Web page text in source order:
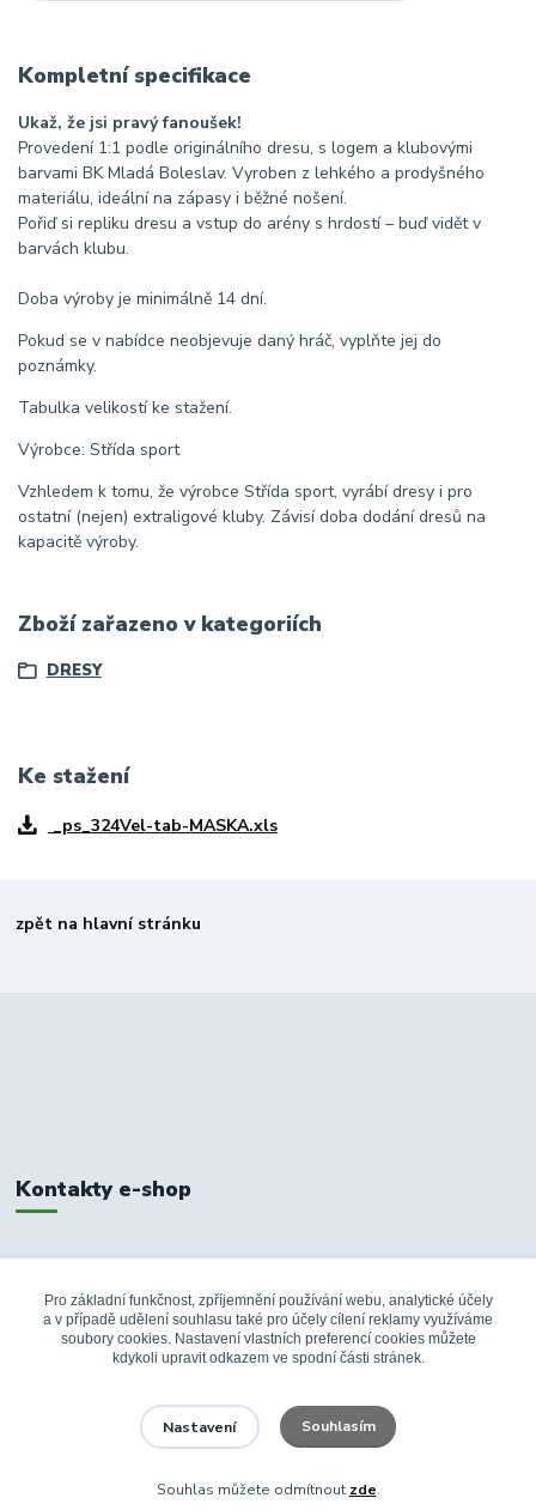
Kompletní specifikace
Ukaž, že jsi pravý fanoušek!
Provedení 1:1 podle originálního dresu, s logem a klubovými
barvami BK Mladá Boleslav. Vyroben z lehkého a prodyšného
materiálu, ideální na zápasy i běžné nošení.
Pořiď si repliku dresu a vstup do arény s hrdostí – buď vidět v
barvách klubu.
Doba výroby je minimálně 14 dní.
Pokud se v nabídce neobjevuje daný hráč, vyplňte jej do
poznámky.
Tabulka velikostí ke stažení.
Výrobce: Střída sport
Vzhledem k tomu, že výrobce Střída sport, vyrábí dresy i pro
ostatní (nejen) extraligové kluby. Závisí doba dodání dresů na
kapacitě výroby.
Zboží zařazeno v kategoriích
DRESY
Ke stažení
_ps_324Vel-tab-MASKA.xls
zpět na hlavní stránku
Kontakty e-shop
+420 326 748 155
info@fanshopbkboleslav.cz
Pro základní funkčnost, zpříjemnění používání webu, analytické účely
a v případě udělení souhlasu také pro účely cílení reklamy využíváme
soubory cookies. Nastavení vlastních preferencí cookies můžete
kdykoli upravit odkazem ve spodní části stránek.
Nastavení Souhlasím
Souhlas můžete odmítnout zde.